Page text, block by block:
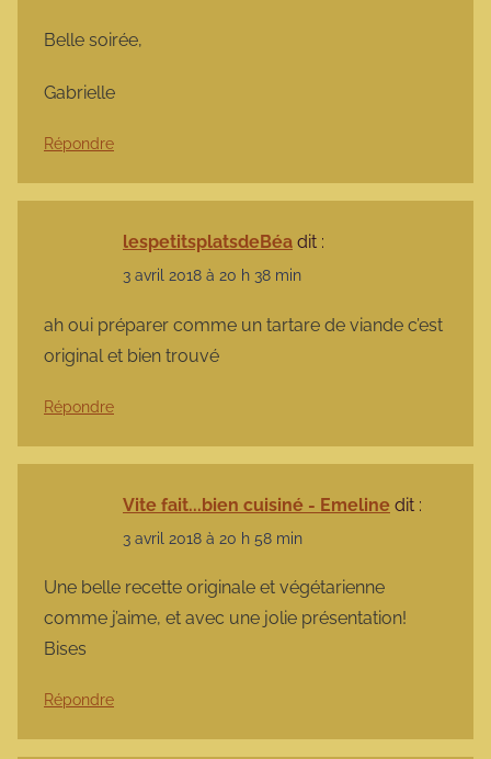
Belle soirée,
Gabrielle
Répondre
lespetitsplatsdeBéa dit :
3 avril 2018 à 20 h 38 min
ah oui préparer comme un tartare de viande c’est
original et bien trouvé
Répondre
Vite fait...bien cuisiné - Emeline dit :
3 avril 2018 à 20 h 58 min
Une belle recette originale et végétarienne
comme j’aime, et avec une jolie présentation!
Bises
Répondre